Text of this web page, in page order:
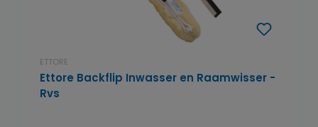
ETTORE
Ettore Backflip Inwasser en Raamwisser -
Rvs